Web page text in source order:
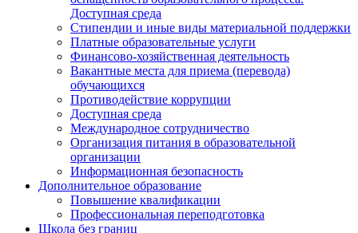
Доступная среда
Стипендии и иные виды материальной поддержки
Платные образовательные услуги
Финансово-хозяйственная деятельность
Вакантные места для приема (перевода)
обучающихся
Противодействие коррупции
Доступная среда
Международное сотрудничество
Организация питания в образовательной
организации
Информационная безопасность
Дополнительное образование
Повышение квалификации
Профессиональная переподготовка
Школа без границ